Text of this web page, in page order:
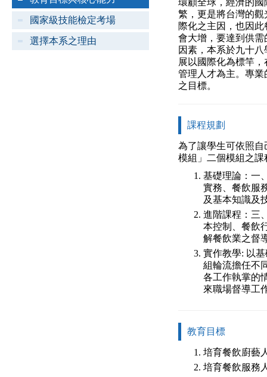
國家級技能檢定考場
選擇本系之理由
環顧全球，經濟的
繁，更是將台灣的
際化之主因，也因
會大增，要達到供
因素，本系於九十
展以國際化為標竿
管理人才為主。專
之目標。
課程規劃
為了讓學生可依照
模組」二個模組之
基礎理論：一
實務、餐飲服
及基本知識及
進階課程：三
本控制、餐飲
解餐飲業之督
實作教學: 以
組輪流擔任不
各工作執掌的
來職場督導工
教育目標
培育餐飲廚藝
培育餐飲服務